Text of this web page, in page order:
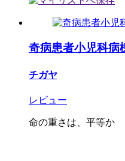
奇病患者小児科病
チガヤ
レビュー
命の重さは、平等か